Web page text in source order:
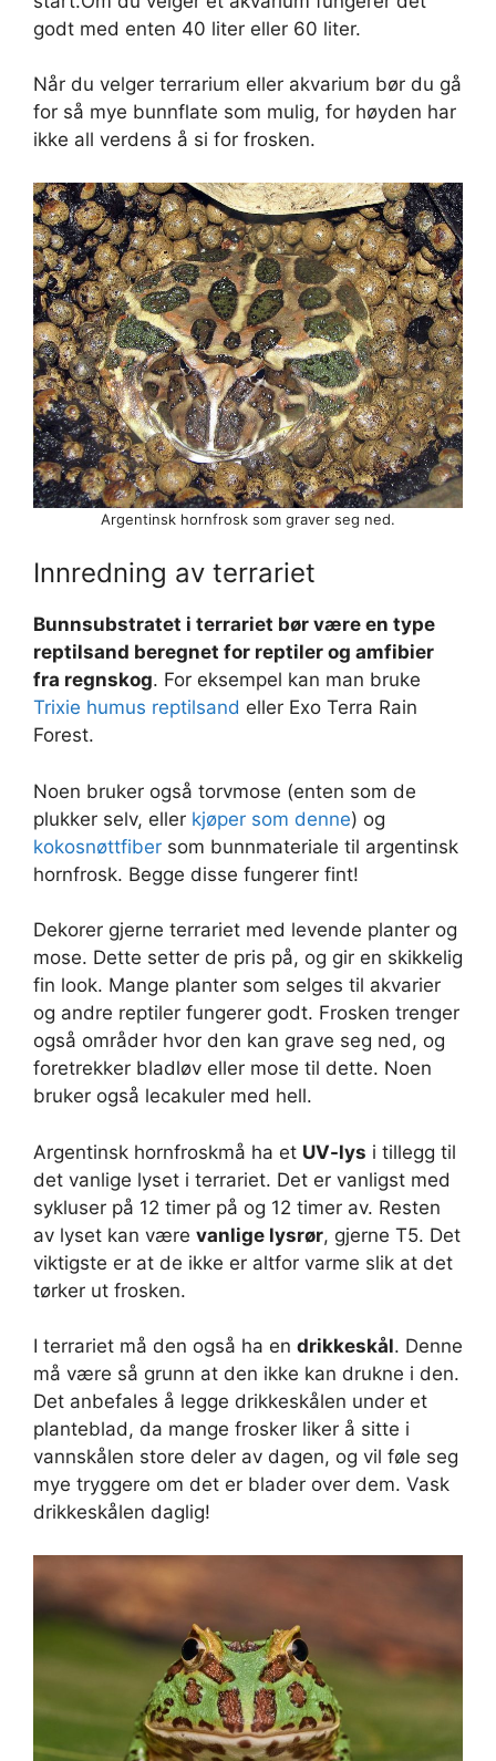
godt med enten 40 liter eller 60 liter.
Når du velger terrarium eller akvarium bør du gå
for så mye bunnflate som mulig, for høyden har
ikke all verdens å si for frosken.
Argentinsk hornfrosk som graver seg ned.
Innredning av terrariet
Bunnsubstratet i terrariet bør være en type
reptilsand beregnet for reptiler og amfibier
fra regnskog. For eksempel kan man bruke
Trixie humus reptilsand eller Exo Terra Rain
Forest.
Noen bruker også torvmose (enten som de
plukker selv, eller kjøper som denne) og
kokosnøttfiber som bunnmateriale til argentinsk
hornfrosk. Begge disse fungerer fint!
Dekorer gjerne terrariet med levende planter og
mose. Dette setter de pris på, og gir en skikkelig
fin look. Mange planter som selges til akvarier
og andre reptiler fungerer godt. Frosken trenger
også områder hvor den kan grave seg ned, og
foretrekker bladløv eller mose til dette. Noen
bruker også lecakuler med hell.
Argentinsk hornfroskmå ha et UV-lys i tillegg til
det vanlige lyset i terrariet. Det er vanligst med
sykluser på 12 timer på og 12 timer av. Resten
av lyset kan være vanlige lysrør, gjerne T5. Det
viktigste er at de ikke er altfor varme slik at det
tørker ut frosken.
I terrariet må den også ha en drikkeskål. Denne
må være så grunn at den ikke kan drukne i den.
Det anbefales å legge drikkeskålen under et
planteblad, da mange frosker liker å sitte i
vannskålen store deler av dagen, og vil føle seg
mye tryggere om det er blader over dem. Vask
drikkeskålen daglig!